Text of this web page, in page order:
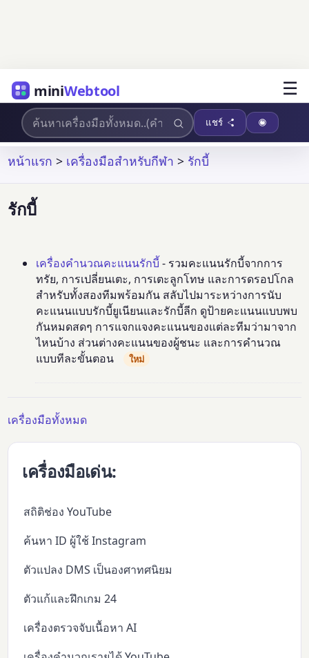
miniWebtool ☰
แชร์
หน้าแรก > เครื่องมือสำหรับกีฬา > รักบี้
รักบี้
เครื่องคำนวณคะแนนรักบี้ - รวมคะแนนรักบี้จากการ
ทรัย, การเปลี่ยนเตะ, การเตะลูกโทษ และการดรอปโกล
สำหรับทั้งสองทีมพร้อมกัน สลับไปมาระหว่างการนับ
คะแนนแบบรักบี้ยูเนียนและรักบี้ลีก ดูป้ายคะแนนแบบพบ
กันหมดสดๆ การแจกแจงคะแนนของแต่ละทีมว่ามาจาก
ไหนบ้าง ส่วนต่างคะแนนของผู้ชนะ และการคำนวณ
แบบทีละขั้นตอน
ใหม่
เครื่องมือทั้งหมด
เครื่องมือเด่น:
สถิติช่อง YouTube
ค้นหา ID ผู้ใช้ Instagram
ตัวแปลง DMS เป็นองศาทศนิยม
ตัวแก้และฝึกเกม 24
เครื่องตรวจจับเนื้อหา AI